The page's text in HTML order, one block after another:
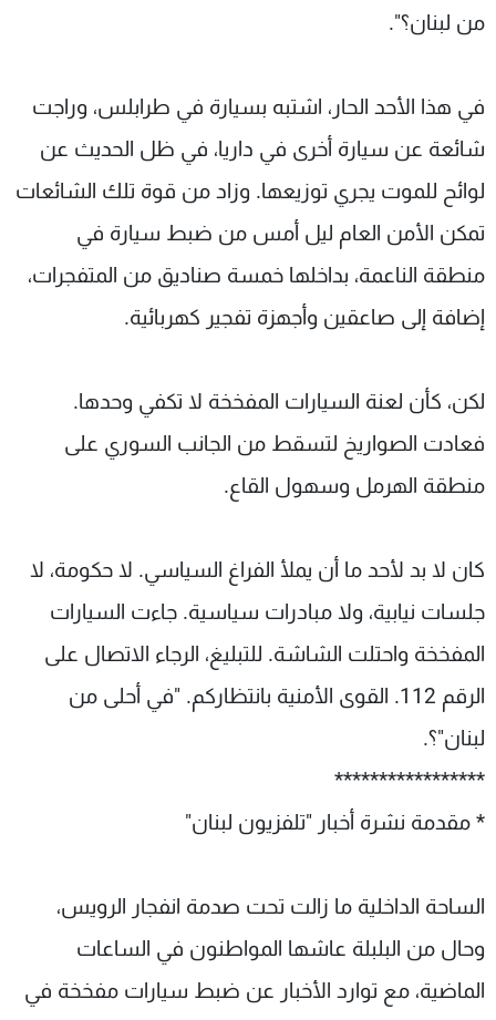
من لبنان؟".
في هذا الأحد الحار، اشتبه بسيارة في طرابلس، وراجت
شائعة عن سيارة أخرى في داريا، في ظل الحديث عن
لوائح للموت يجري توزيعها. وزاد من قوة تلك الشائعات
تمكن الأمن العام ليل أمس من ضبط سيارة في
منطقة الناعمة، بداخلها خمسة صناديق من المتفجرات،
إضافة إلى صاعقين وأجهزة تفجير كهربائية.
لكن، كأن لعنة السيارات المفخخة لا تكفي وحدها.
فعادت الصواريخ لتسقط من الجانب السوري على
منطقة الهرمل وسهول القاع.
كان لا بد لأحد ما أن يملأ الفراغ السياسي. لا حكومة، لا
جلسات نيابية، ولا مبادرات سياسية. جاءت السيارات
المفخخة واحتلت الشاشة. للتبليغ، الرجاء الاتصال على
الرقم 112. القوى الأمنية بانتظاركم. "في أحلى من
لبنان"؟.
*****************
* مقدمة نشرة أخبار "تلفزيون لبنان"
الساحة الداخلية ما زالت تحت صدمة انفجار الرويس،
وحال من البلبلة عاشها المواطنون في الساعات
الماضية، مع توارد الأخبار عن ضبط سيارات مفخخة في